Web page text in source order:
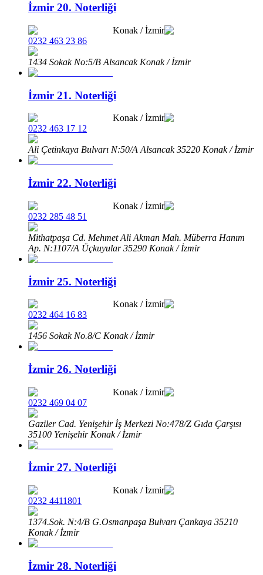
İzmir 20. Noterliği
Konak /İzmir
0232 463 23 86
1434 Sokak No:5/B Alsancak Konak / İzmir
İzmir 21. Noterliği
Konak /İzmir
0232 463 17 12
Ali Çetinkaya Bulvarı N:50/A Alsancak 35220 Konak / İzmir
İzmir 22. Noterliği
Konak /İzmir
0232 285 48 51
Mithatpaşa Cd. Mehmet Ali Akman Mah. Müberra Hanım
Ap. N:1107/A Üçkuyular 35290 Konak / İzmir
İzmir 25. Noterliği
Konak /İzmir
0232 464 16 83
1456 Sokak No.8/C Konak / İzmir
İzmir 26. Noterliği
Konak /İzmir
0232 469 04 07
Gaziler Cad. Yenişehir İş Merkezi No:478/Z Gıda Çarşısı
35100 Yenişehir Konak / İzmir
İzmir 27. Noterliği
Konak /İzmir
0232 4411801
1374.Sok. N:4/B G.Osmanpaşa Bulvarı Çankaya 35210
Konak / İzmir
İzmir 28. Noterliği